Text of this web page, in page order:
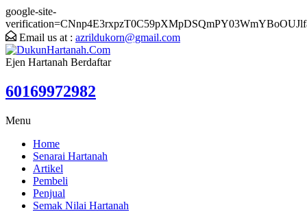
google-site-
Email us at : azrildukorn@gmail.com
Ejen Hartanah Berdaftar
60169972982
Menu
Home
Senarai Hartanah
Artikel
Pembeli
Penjual
Semak Nilai Hartanah